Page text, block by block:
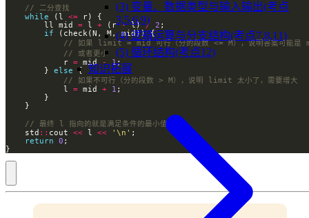
(3) 变量、数据类型与输入输出(考点
3,5,6,9)
(4) 逻辑运算与分支结构(考点7,8,11)
(5) 循环结构(考点12)
知识拓展
while (l <=
        ll mid
= l + (r - l) / 2
if
            r
= mid - 1
        }
else
            l
= mid + 1
    std
:: cout << l << '\n'
return
0
}